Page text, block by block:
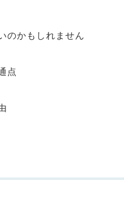
のかもしれません
点